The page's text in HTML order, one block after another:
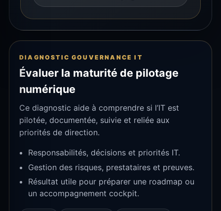
DIAGNOSTIC GOUVERNANCE IT
Évaluer la maturité de pilotage
numérique
Ce diagnostic aide à comprendre si l’IT est
pilotée, documentée, suivie et reliée aux
priorités de direction.
Responsabilités, décisions et priorités IT.
Gestion des risques, prestataires et preuves.
Résultat utile pour préparer une roadmap ou
un accompagnement cockpit.